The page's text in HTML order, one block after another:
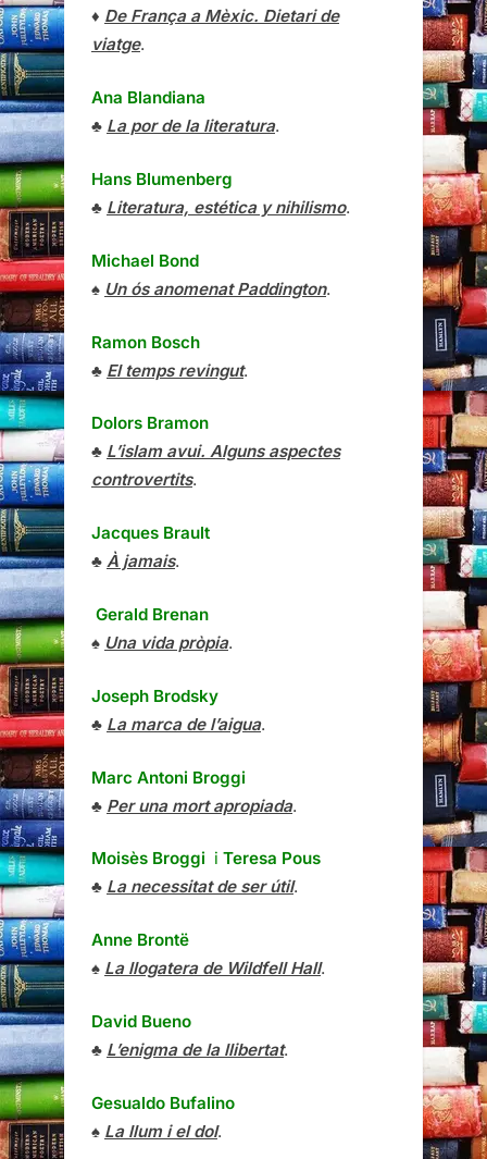
♦ De França a Mèxic. Dietari de
viatge.
Ana Blandiana
♣ La por de la literatura.
Hans Blumenberg
♣ Literatura, estética y nihilismo.
Michael Bond
♠ Un ós anomenat Paddington.
Ramon Bosch
♣ El temps revingut.
Dolors Bramon
♣ L’islam avui. Alguns aspectes
controvertits.
Jacques Brault
♣ À jamais.
Gerald Brenan
♠ Una vida pròpia.
Joseph Brodsky
♣ La marca de l’aigua.
Marc Antoni Broggi
♣ Per una mort apropiada.
Moisès Broggi i Teresa Pous
♣ La necessitat de ser útil.
Anne Brontë
♠ La llogatera de Wildfell Hall.
David Bueno
♣ L’enigma de la llibertat.
Gesualdo Bufalino
♠ La llum i el dol.